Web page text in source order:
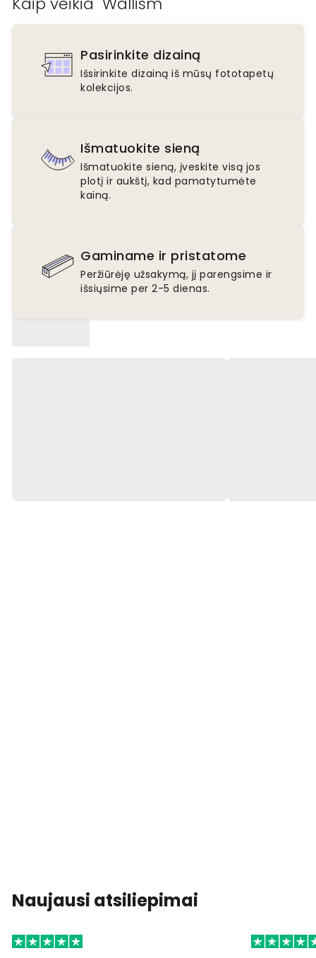
Pasirinkite dizainą
Išsirinkite dizainą iš mūsų fototapetų
kolekcijos.
Išmatuokite sieną
Išmatuokite sieną, įveskite visą jos
plotį ir aukštį, kad pamatytumėte
kainą.
Gaminame ir pristatome
Peržiūrėję užsakymą, jį parengsime ir
išsiųsime per 2-5 dienas.
Naujausi atsiliepimai